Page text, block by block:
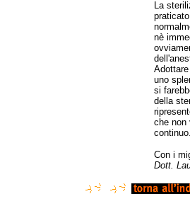
La
nè
uno
si
della
che non
Con i
Dott.